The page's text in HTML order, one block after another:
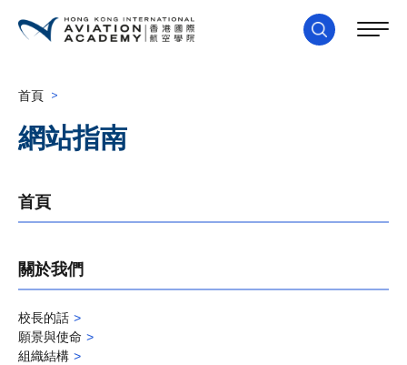
首頁 >
網站指南
首頁
關於我們
校長的話
願景與使命
組織結構